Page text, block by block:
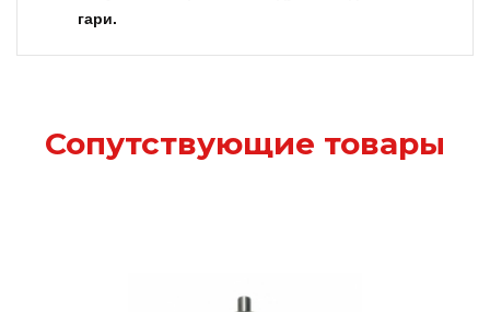
гари.
Сопутствующие товары